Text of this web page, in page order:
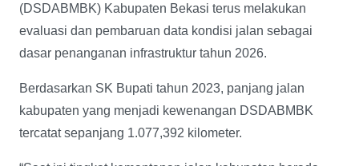
(DSDABMBK) Kabupaten Bekasi terus melakukan
evaluasi dan pembaruan data kondisi jalan sebagai
dasar penanganan infrastruktur tahun 2026.
Berdasarkan SK Bupati tahun 2023, panjang jalan
kabupaten yang menjadi kewenangan DSDABMBK
tercatat sepanjang 1.077,392 kilometer.